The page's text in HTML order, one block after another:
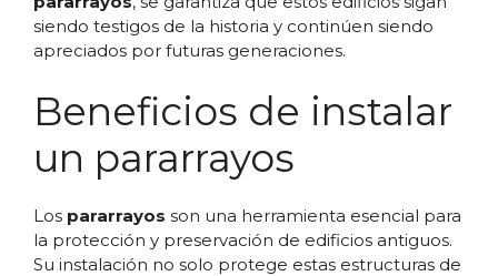
siendo testigos de la historia y continúen siendo
apreciados por futuras generaciones.
Beneficios de instalar
un pararrayos
Los pararrayos son una herramienta esencial para
la protección y preservación de edificios antiguos.
Su instalación no solo protege estas estructuras de